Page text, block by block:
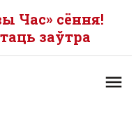
Час» сёння!
заўтра